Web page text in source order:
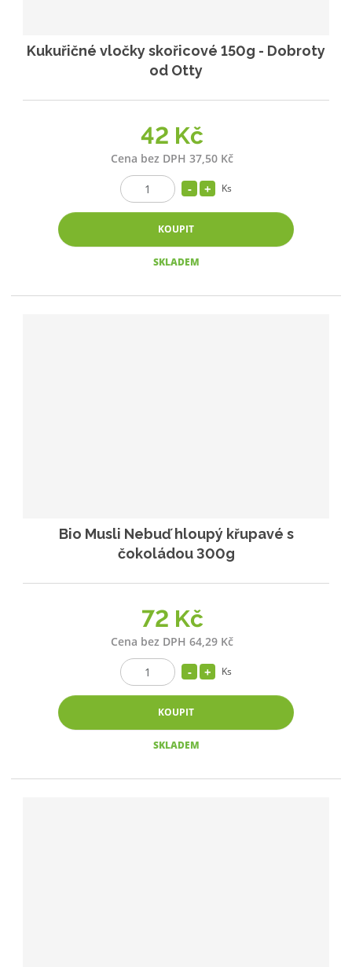
Kukuřičné vločky skořicové 150g - Dobroty
od Otty
42 Kč
Cena bez DPH 37,50 Kč
Ks
KOUPIT
SKLADEM
Bio Musli Nebuď hloupý křupavé s
čokoládou 300g
72 Kč
Cena bez DPH 64,29 Kč
Ks
KOUPIT
SKLADEM